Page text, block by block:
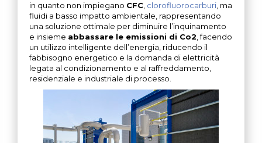
in quanto non impiegano CFC clorofluorocarburi , ma
fluidi a basso impatto ambientale, rappresentando
una soluzione ottimale per diminuire l’inquinamento
e insieme abbassare le emissioni di Co2 , facendo
un utilizzo intelligente dell’energia, riducendo il
fabbisogno energetico e la domanda di elettricità
legata al condizionamento e al raffreddamento,
residenziale e industriale di processo.